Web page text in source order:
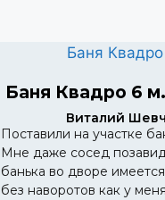
Баня Квадро 6
Виталий
Поставили на участке
Мне даже сосед
банька во дворе
без наворотов как у